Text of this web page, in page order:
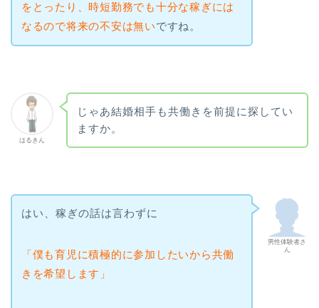
をとったり、時短勤務でも十分な稼ぎには
なるので将来の不安は無いですね。
はるきん
じゃあ結婚相手も共働きを前提に探してい
ますか。
男性体験者さ
ん
はい、稼ぎの話は言わずに
「僕も育児に積極的に参加したいから共働
きを希望します」